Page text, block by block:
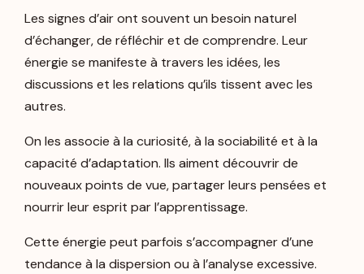
Les signes d’air ont souvent un besoin naturel
d’échanger, de réfléchir et de comprendre. Leur
énergie se manifeste à travers les idées, les
discussions et les relations qu’ils tissent avec les
autres.
On les associe à la curiosité, à la sociabilité et à la
capacité d’adaptation. Ils aiment découvrir de
nouveaux points de vue, partager leurs pensées et
nourrir leur esprit par l’apprentissage.
Cette énergie peut parfois s’accompagner d’une
tendance à la dispersion ou à l’analyse excessive.